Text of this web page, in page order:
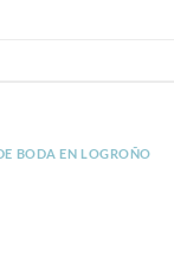
BODA EN LOGROÑO